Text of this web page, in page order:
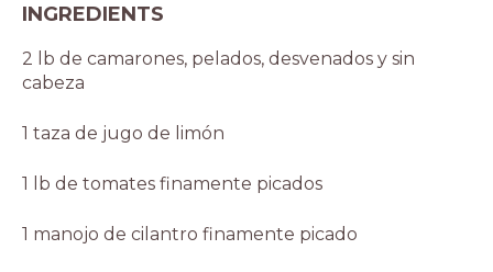
INGREDIENTS
2 lb de camarones, pelados, desvenados y sin
cabeza
1 taza de jugo de limón
1 lb de tomates finamente picados
1 manojo de cilantro finamente picado